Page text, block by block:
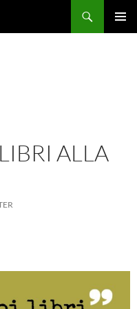
ALLA